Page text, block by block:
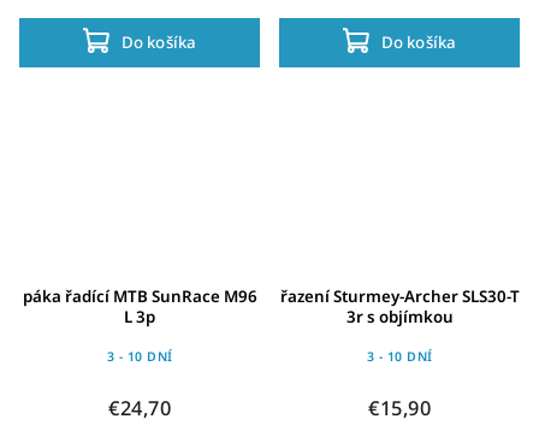
Do košíka Do košíka
páka řadící MTB SunRace M96
L 3p
3 - 10 DNÍ
€24,70
řazení Sturmey-Archer SLS30-T
3r s objímkou
3 - 10 DNÍ
€15,90